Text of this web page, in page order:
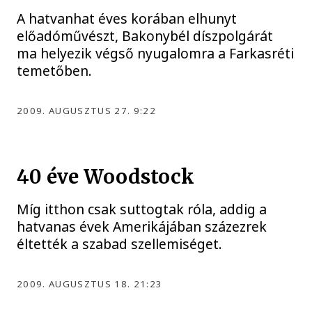
A hatvanhat éves korában elhunyt
előadóművészt, Bakonybél díszpolgárát
ma helyezik végső nyugalomra a Farkasréti
temetőben.
2009. AUGUSZTUS 27. 9:22
40 éve Woodstock
Míg itthon csak suttogtak róla, addig a
hatvanas évek Amerikájában százezrek
éltették a szabad szellemiséget.
2009. AUGUSZTUS 18. 21:23